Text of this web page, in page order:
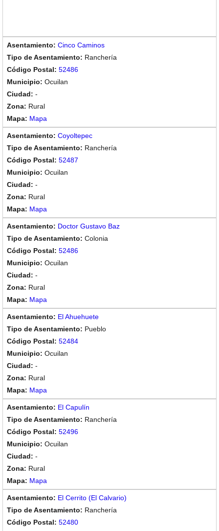
Cinco Caminos
Ranchería
52486
Ocuilan
-
Rural
Mapa
Coyoltepec
Ranchería
52487
Ocuilan
-
Rural
Mapa
Doctor Gustavo Baz
Colonia
52486
Ocuilan
-
Rural
Mapa
El Ahuehuete
Pueblo
52484
Ocuilan
-
Rural
Mapa
El Capulín
Ranchería
52496
Ocuilan
-
Rural
Mapa
El Cerrito (El Calvario)
Ranchería
52480